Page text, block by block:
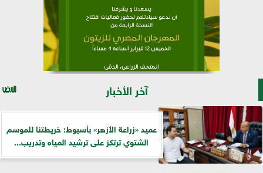
آخر الأخبار
عميد «زراعة الأزهر» بأسيوط: خريطتنا للموسم
الشتوي ترتكز على ترشيد المياه وتدريب...